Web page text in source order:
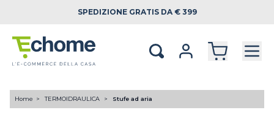
SPEDIZIONE GRATIS DA € 399
Home TERMOIDRAULICA Stufe ad aria